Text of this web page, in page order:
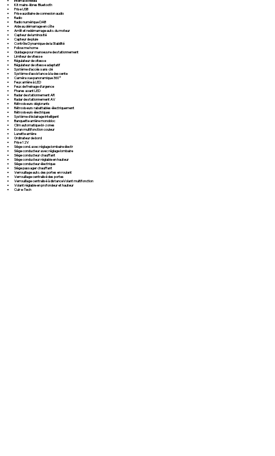
Kit mains-libres Bluetooth
Prise USB
Prise auxiliaire de connexion audio
Radio
Radio numérique DAB
Aide au démarrage en côte
Arrêt et redémarrage auto. du moteur
Capteur de luminosité
Capteur de pluie
Contrôle Dynamique de la Stabilité
Follow me home
Guidage pour manoeuvre de stationnement
Limiteur de vitesse
Régulateur de vitesse
Régulateur de vitesse adaptatif
Système d'accès sans clé
Système d'assistance à la descente
Caméra vue panoramique 360°
Feux arrière à LED
Feux de freinage d'urgence
Phares avant LED
Radar de stationnement AR
Radar de stationnement AV
Rétroviseurs dégivrants
Rétroviseurs rabattables électriquement
Rétroviseurs électriques
Système d'éclairage intelligent
Banquette arrière monobloc
Clim automatique bi-zones
Ecran multifonction couleur
Lunette arrière
Ordinateur de bord
Prise 12V
Siège cond. avec réglage lombaire électr
Siège conducteur avec réglage lombaire
Siège conducteur chauffant
Siège conducteur réglable en hauteur
Siège conducteur électrique
Siège passager chauffant
Verrouillage auto. des portes en roulant
Verrouillage centralisé des portes
Verrouillage centralisé à distanceVolant multifonction
Volant réglable en profondeur et hauteur
Cuir e-Tech